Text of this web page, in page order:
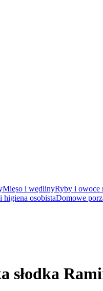
Mięso i wędlinyRyby i owoce
osobistaDomowe
słodka